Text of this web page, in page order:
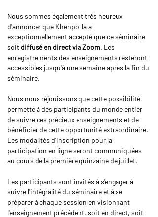
Nous sommes également très heureux
d'annoncer que Khenpo-la a
exceptionnellement accepté que ce séminaire
soit diffusé en direct via Zoom. Les
enregistrements des enseignements resteront
accessibles jusqu'à une semaine après la fin du
séminaire.
Nous nous réjouissons que cette possibilité
permette à des participants du monde entier
de suivre ces précieux enseignements et de
bénéficier de cette opportunité extraordinaire.
Les modalités d'inscription pour la
participation en ligne seront communiquées
au cours de la première quinzaine de juillet.
Les participants sont invités à s'engager à
suivre l'intégralité du séminaire et à se
préparer à chaque session en visionnant
l'enseignement précédent, soit en direct, soit